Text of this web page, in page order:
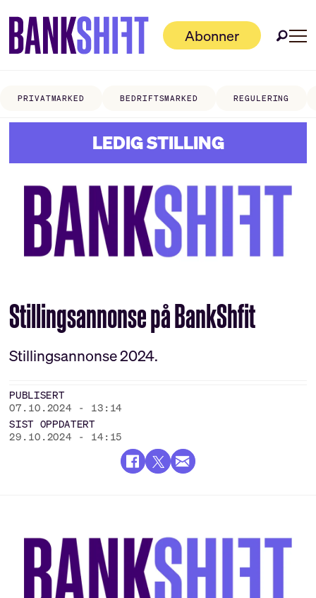
Abonner
PRIVATMARKED BEDRIFTSMARKED REGULERING
LEDIG STILLING
Stillingsannonse på BankShfit
Stillingsannonse 2024.
PUBLISERT
07.10.2024 - 13:14
SIST OPPDATERT
29.10.2024 - 14:15